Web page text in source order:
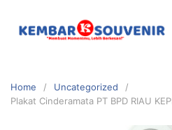
Home
Uncategorized
Plakat Cinderamata PT BPD RIAU